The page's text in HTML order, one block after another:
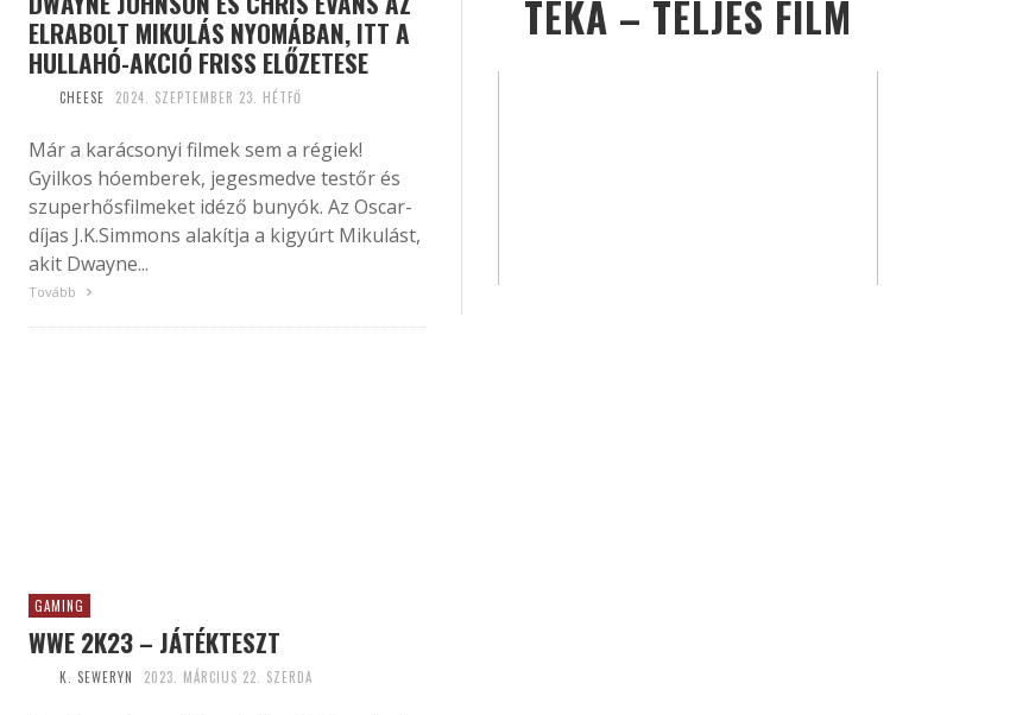
ELRABOLT MIKULÁS NYOMÁBAN, ITT A
HULLAHÓ-AKCIÓ FRISS ELŐZETESE
CHEESE 2024. SZEPTEMBER 23. HÉTFŐ
Már a karácsonyi filmek sem a régiek!
Gyilkos hóemberek, jegesmedve testőr és
szuperhősfilmeket idéző bunyók. Az Oscar-
díjas J.K.Simmons alakítja a kigyúrt Mikulást,
akit Dwayne...
Tovább
GAMING
WWE 2K23 – JÁTÉKTESZT
K. SEWERYN 2023. MÁRCIUS 22. SZERDA
TÉKA – TELJES FILM